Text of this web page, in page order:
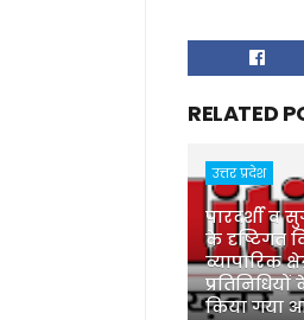
RELATED
उत्तर प्रदेश
पारदर्शी व
के दृष्टिगत
व्यापारिक
किया गया